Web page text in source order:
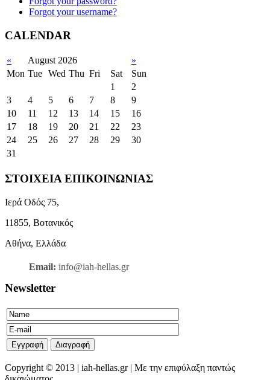
Forgot your username?
CALENDAR
« August 2026
»
Mon Tue Wed Thu Fri Sat
Sun
1
2
3
4 5 6 7 8
9
10
11 12 13 14 15
16
17
18 19 20 21 22
23
24
25 26 27 28 29
30
31
ΣΤΟΙΧΕΙΑ ΕΠΙΚΟΙΝΩΝΙΑΣ
Ιερά Οδός 75,
11855, Βοτανικός
Αθήνα, Ελλάδα
Email: info@iah-hellas.gr
Newsletter
Copyright © 2013 | iah-hellas.gr | Με την επιφύλαξη παντώς